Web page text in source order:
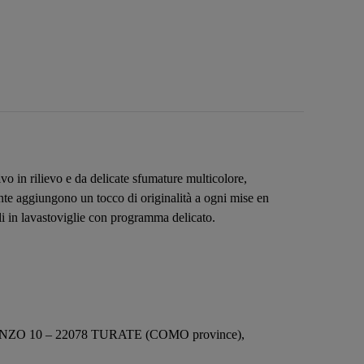
in rilievo e da delicate sfumature multicolore,
aggiungono un tocco di originalità a ogni mise en
in lavastoviglie con programma delicato.
10 – 22078 TURATE (COMO province),